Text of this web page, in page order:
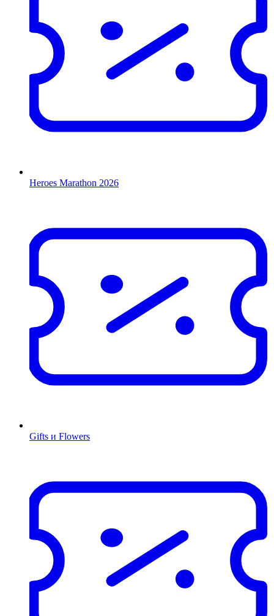
Heroes Marathon 2026
Gifts и Flowers